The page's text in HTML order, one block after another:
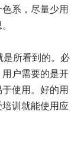
系，尽量少用
所看到的。必
户需要的是开
使用。好的用
训就能使用应